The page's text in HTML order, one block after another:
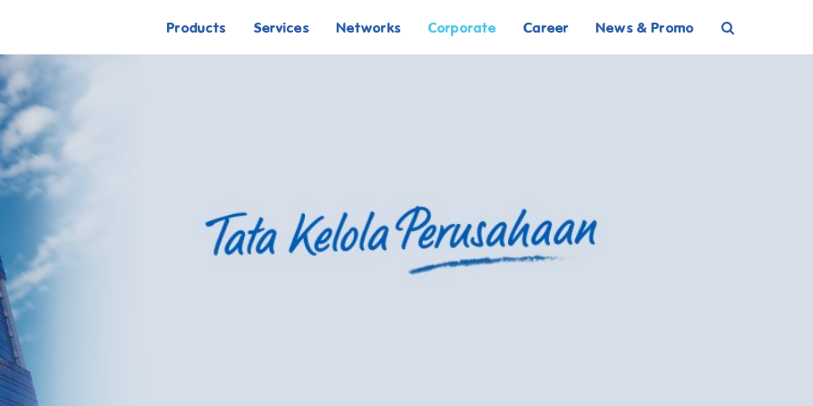
Products Services Networks Corporate Career News & Promo